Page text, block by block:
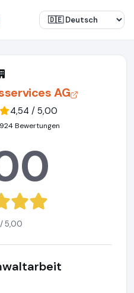
AG
4,54 / 5,00
Bewertungen
5,00